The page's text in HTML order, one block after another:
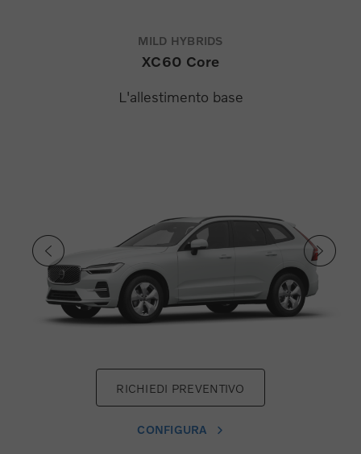
MILD HYBRIDS
XC60 Core
L'allestimento base
RICHIEDI PREVENTIVO
CONFIGURA